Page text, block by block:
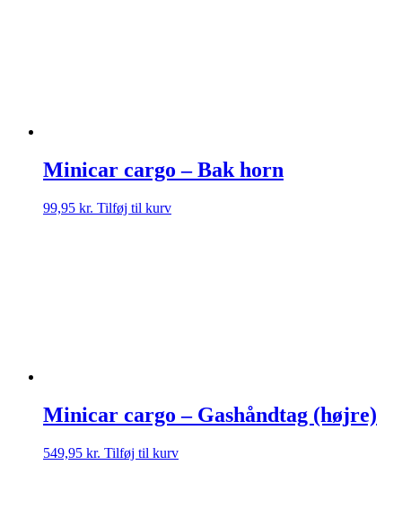
Minicar cargo – Bak horn
99,95 kr. Tilføj til kurv
Minicar cargo – Gashåndtag (højre)
549,95 kr. Tilføj til kurv